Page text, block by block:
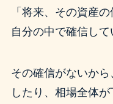
「将来、その資産
自分の中で確信して
その確信がないか
したり、相場全体